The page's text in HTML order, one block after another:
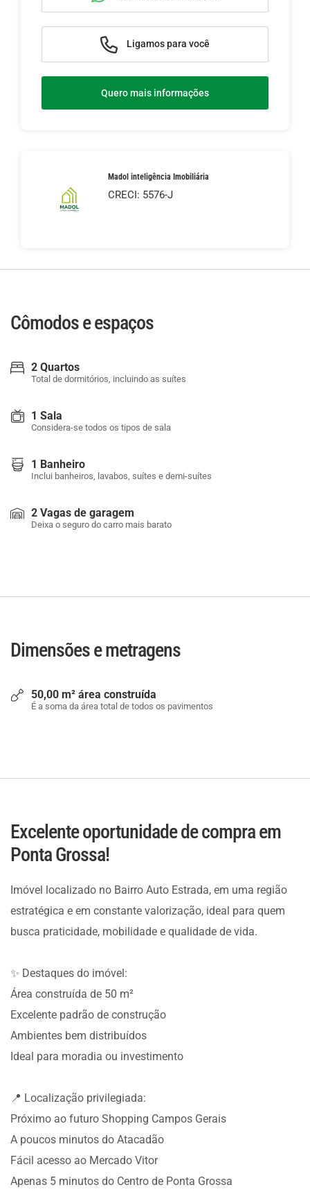
Ligamos para você
Quero mais informações
Madol inteligência Imobiliária
CRECI: 5576-J
Cômodos e espaços
2 Quartos
Total de dormitórios, incluindo as suítes
1 Sala
Considera-se todos os tipos de sala
1 Banheiro
Inclui banheiros, lavabos, suítes e demi-suítes
2 Vagas de garagem
Deixa o seguro do carro mais barato
Dimensões e metragens
50,00 m² área construída
É a soma da área total de todos os pavimentos
Excelente oportunidade de compra em
Ponta Grossa!
Imóvel localizado no Bairro Auto Estrada, em uma região
estratégica e em constante valorização, ideal para quem
busca praticidade, mobilidade e qualidade de vida.
✨ Destaques do imóvel:
Área construída de 50 m²
Excelente padrão de construção
Ambientes bem distribuídos
Ideal para moradia ou investimento
📍 Localização privilegiada:
Próximo ao futuro Shopping Campos Gerais
A poucos minutos do Atacadão
Fácil acesso ao Mercado Vitor
Apenas 5 minutos do Centro de Ponta Grossa